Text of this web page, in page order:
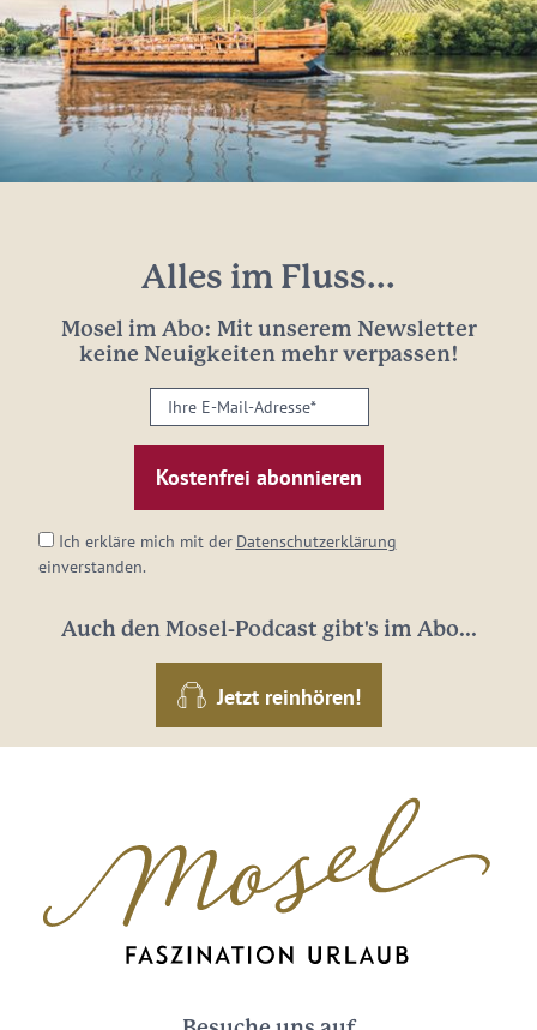
Alles im Fluss...
Mosel im Abo: Mit unserem Newsletter
keine Neuigkeiten mehr verpassen!
Ihre
E-
Mail-
Adresse:
Ich erkläre mich mit der Datenschutzerklärung
einverstanden.
Auch den Mosel-Podcast gibt's im Abo...
Jetzt reinhören!